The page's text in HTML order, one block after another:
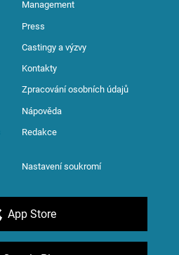
Management
Press
Castingy a výzvy
Kontakty
Zpracování osobních údajů
Nápověda
Redakce
Nastavení soukromí
App Store